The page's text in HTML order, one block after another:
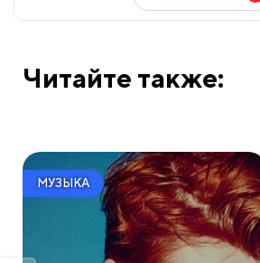
Читайте также:
МУЗЫКА